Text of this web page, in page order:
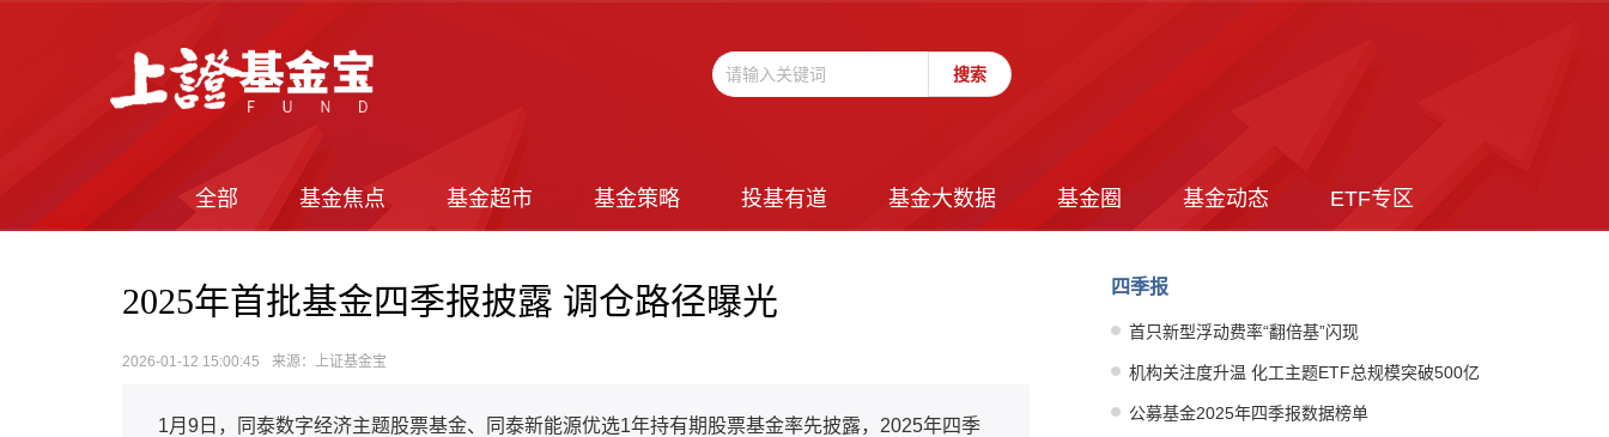
全部 基金焦点 基金超市 基金策略 投基有道 基金大数据 基金圈 基金动态 ETF专区
2025年首批基金四季报披露 调仓路径曝光
2026-01-12 15:00:45 来源：上证基金宝
1月9日，同泰数字经济主题股票基金、同泰新能源优选1年持有期股票基金率先披露，2025年四季
四季报
首只新型浮动费率“翻倍基”闪现
机构关注度升温 化工主题ETF总规模突破500亿
元
公募基金2025年四季报数据榜单